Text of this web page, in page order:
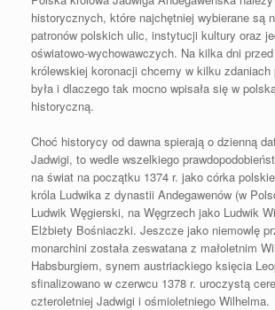
historycznych, które najchętniej wybierane są
patronów polskich ulic, instytucji kultury oraz
oświatowo-wychowawczych. Na kilka dni
królewskiej koronacji chcemy w kilku
była i dlaczego tak mocno wpisała się w
historyczną.
Choć historycy od dawna spierają o dzienną
Jadwigi, to wedle wszelkiego
na świat na początku 1374 r. jako córka
króla Ludwika z dynastii Andegawenów (w
Ludwik Węgierski, na Węgrzech jako Ludwik
Elżbiety Bośniaczki. Jeszcze jako niemowlę
monarchini została zeswatana z małoletnim
Habsburgiem, synem austriackiego księcia
sfinalizowano w czerwcu 1378 r. uroczystą
czteroletniej Jadwigi i ośmioletniego Wilhelma.